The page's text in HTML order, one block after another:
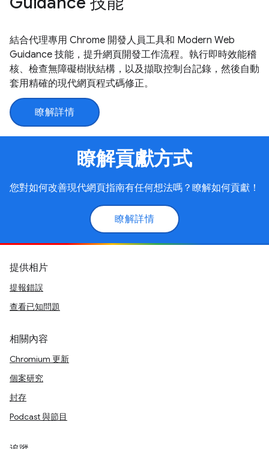
結合代理專用 Chrome 開發人員工具和 Modern Web
Guidance 技能，提升網頁開發工作流程。執行即時效能稽
核、檢查無障礙樹狀結構，以及擷取控制台記錄，然後自動
套用精確的現代網頁程式碼修正。
瞭解詳情
瞭解貢獻方式
您對如何改善現代網頁指南有任何想法嗎？瞭解如何貢獻！
瞭解詳情
提供相片
提報錯誤
查看已知問題
相關內容
Chromium 更新
個案研究
封存
Podcast 與節目